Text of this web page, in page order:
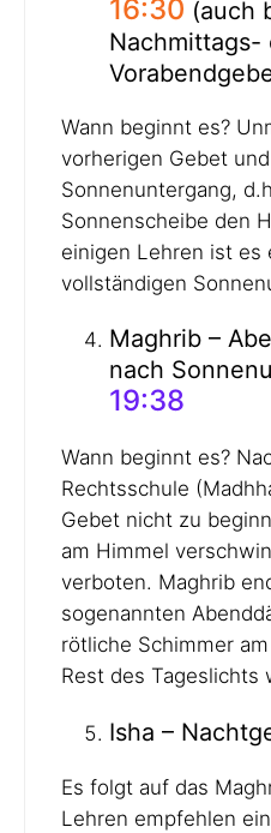
16:30 (auch
Nachmittags-
Wann beginnt es?
vorherigen Gebet
Sonnenuntergang,
Sonnenscheibe den
einigen Lehren ist es
vollständigen
Maghrib –
nach
19:38
Wann beginnt es?
Rechtsschule
Gebet nicht zu
am Himmel
verboten. Maghrib
sogenannten
rötliche Schimmer
Rest des Tageslichts
Isha –
Es folgt auf das
Lehren empfehlen